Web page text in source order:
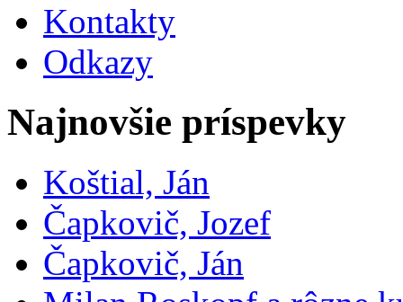
Kontakty
Odkazy
Najnovšie príspevky
Koštial, Ján
Čapkovič, Jozef
Čapkovič, Ján